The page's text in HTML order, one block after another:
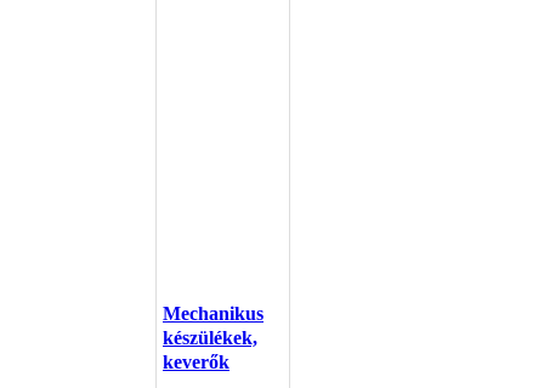
Mechanikus
készülékek,
keverők